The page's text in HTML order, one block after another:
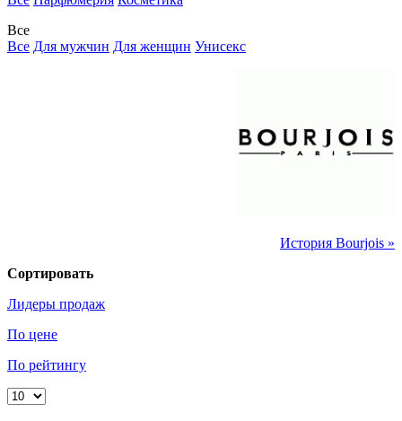
Все
Все Для мужчин Для женщин Унисекс
История Bourjois »
Сортировать
Лидеры продаж
По цене
По рейтингу